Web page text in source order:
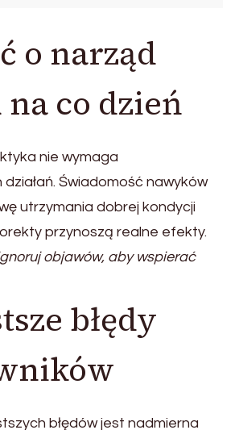
o narząd
co dzień
nie wymaga
Świadomość nawyków
utrzymania dobrej kondycji
przynoszą realne efekty.
objawów, aby wspierać
błędy
błędów jest nadmierna